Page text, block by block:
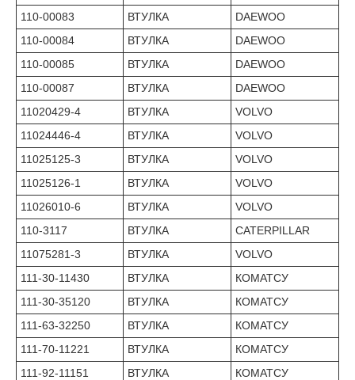
110-00083
ВТУЛКА
DAEWOO
110-00084
ВТУЛКА
DAEWOO
110-00085
ВТУЛКА
DAEWOO
110-00087
ВТУЛКА
DAEWOO
11020429-4
ВТУЛКА
VOLVO
11024446-4
ВТУЛКА
VOLVO
11025125-3
ВТУЛКА
VOLVO
11025126-1
ВТУЛКА
VOLVO
11026010-6
ВТУЛКА
VOLVO
110-3117
ВТУЛКА
CATERPILLAR
11075281-3
ВТУЛКА
VOLVO
111-30-11430
ВТУЛКА
КОМАТСУ
111-30-35120
ВТУЛКА
КОМАТСУ
111-63-32250
ВТУЛКА
КОМАТСУ
111-70-11221
ВТУЛКА
КОМАТСУ
111-92-11151
ВТУЛКА
КОМАТСУ